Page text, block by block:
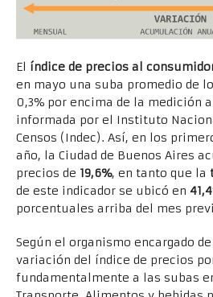
El índice de precios al
en mayo una suba promedio de
0,3% por encima de la medición
informada por el Instituto
Censos (Indec). Así, en los
año, la Ciudad de Buenos Aires
precios de 19,6%, en tanto que la
de este indicador se ubicó en
porcentuales arriba del mes
Según el organismo encargado
variación del índice de precios
fundamentalmente a las subas